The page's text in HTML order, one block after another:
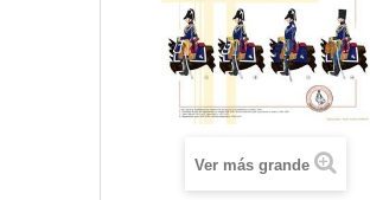
Ver más grande